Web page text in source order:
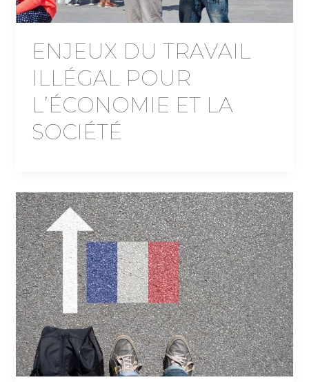
ENJEUX DU TRAVAIL
ILLÉGAL POUR
L’ÉCONOMIE ET LA
SOCIÉTÉ